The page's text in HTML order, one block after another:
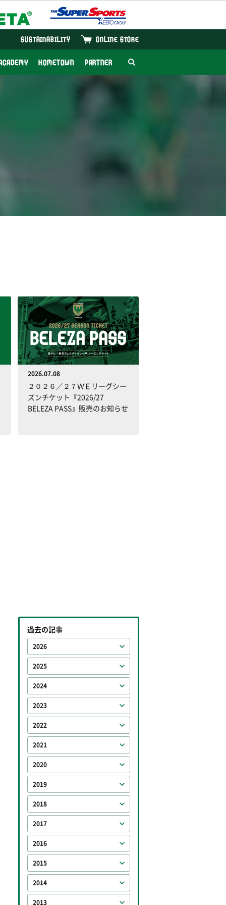
ONLINE STORE
SUSTAINABILITY
HOMETOWN PARTNER
2026.07.08
２０２６／２７ＷＥリーグシー
ズンチケット『2026/27
BELEZA PASS』販売のお知らせ
過去の記事
2026
2025
2024
2023
2022
2021
2020
2019
2018
2017
2016
2015
2014
2013